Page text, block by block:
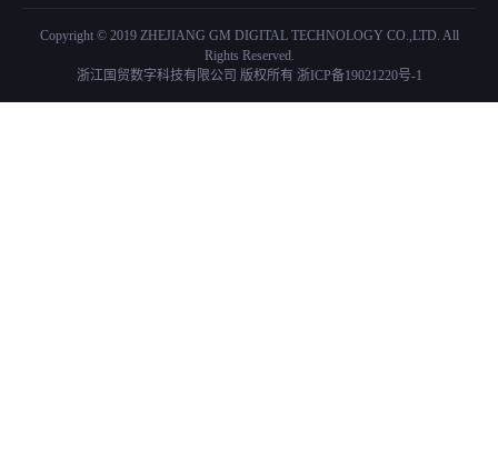
Copyright © 2019 ZHEJIANG GM DIGITAL TECHNOLOGY CO.,LTD. All
Rights Reserved.
浙江国贸数字科技有限公司 版权所有 浙ICP备19021220号-1